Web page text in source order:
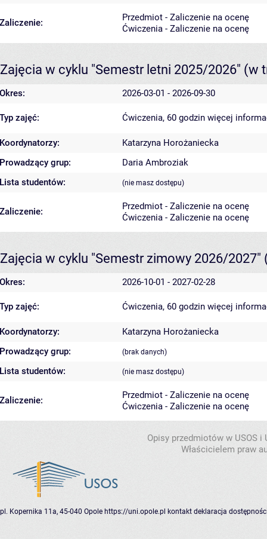
Zaliczenie:
Przedmiot - Zaliczenie na ocenę
Ćwiczenia - Zaliczenie na ocenę
Zajęcia w cyklu "Semestr letni 2025/2026" (w
Okres: 2026-03-01 - 2026-09-30
Typ zajęć: Ćwiczenia, 60 godzin więcej
Koordynatorzy:
Katarzyna Horożaniecka
Prowadzący grup:
Daria Ambroziak
Lista studentów:
(nie masz dostępu)
Zaliczenie:
Przedmiot - Zaliczenie na ocenę
Ćwiczenia - Zaliczenie na ocenę
Zajęcia w cyklu "Semestr zimowy 2026/2027"
Okres: 2026-10-01 - 2027-02-28
Typ zajęć: Ćwiczenia, 60 godzin więcej
Koordynatorzy:
Katarzyna Horożaniecka
Prowadzący grup:
(brak danych)
Lista studentów: (nie masz dostępu)
Zaliczenie:
Przedmiot - Zaliczenie na ocenę
Ćwiczenia - Zaliczenie na ocenę
Opisy przedmiotów w USOS
Właścicielem praw
pl. Kopernika 11a, 45-040 Opole https://uni.opole.pl kontakt deklaracja